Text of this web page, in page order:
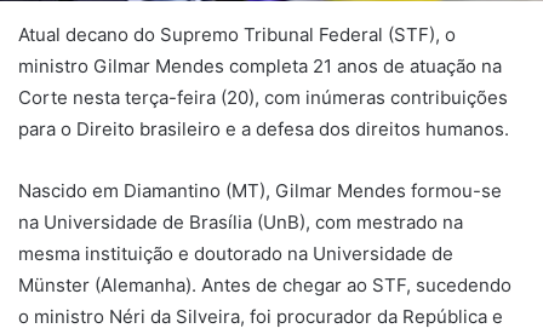
Atual decano do Supremo Tribunal Federal (STF), o
ministro Gilmar Mendes completa 21 anos de atuação na
Corte nesta terça-feira (20), com inúmeras contribuições
para o Direito brasileiro e a defesa dos direitos humanos.
Nascido em Diamantino (MT), Gilmar Mendes formou-se
na Universidade de Brasília (UnB), com mestrado na
mesma instituição e doutorado na Universidade de
Münster (Alemanha). Antes de chegar ao STF, sucedendo
o ministro Néri da Silveira, foi procurador da República e